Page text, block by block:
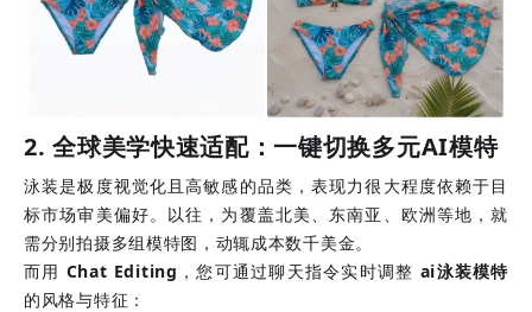
2. 全球美学快速适配：一键切换多元AI模特
泳装是极度视觉化且高敏感的品类，表现力很大程度依赖于目
标市场审美偏好。以往，为覆盖北美、东南亚、欧洲等地，就
需分别拍摄多组模特图，动辄成本数千美金。
而用 Chat Editing ，您可通过聊天指令实时调整 ai泳装模特
的风格与特征：